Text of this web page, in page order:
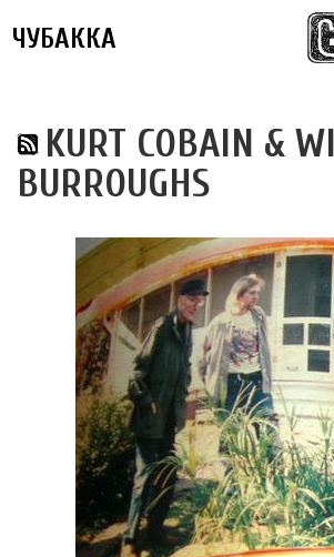
ЧУБАККА
KURT COBAIN &
BURROUGHS